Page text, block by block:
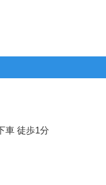
車 徒歩1分